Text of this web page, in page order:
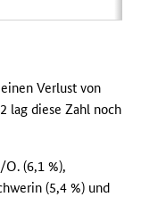
Verlust von
lag diese Zahl noch
(6,1 %),
(5,4 %) und